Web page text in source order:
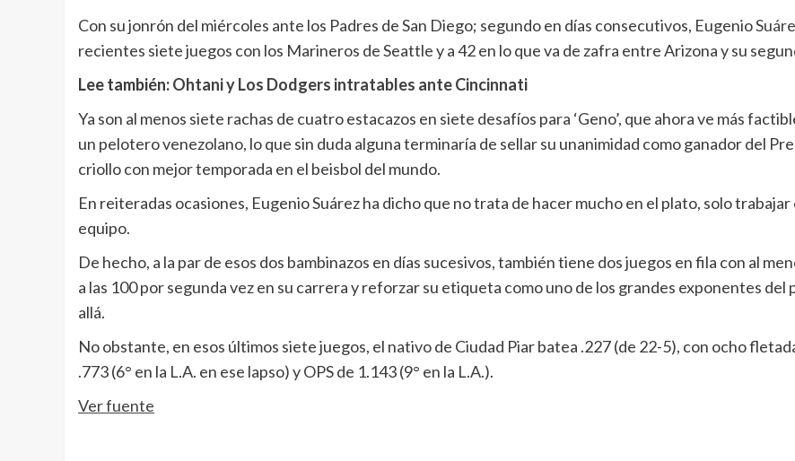
Con su jonrón del miércoles ante los Padres de San Diego; segundo en días consecutivos, Eugenio
recientes siete juegos con los Marineros de Seattle y a 42 en lo que va de zafra entre Arizona y su
Lee también:Ohtani y Los Dodgers intratables ante Cincinnati
Ya son al menos siete rachas de cuatro estacazos en siete desafíos para ‘Geno’, que ahora ve más
un pelotero venezolano, lo que sin duda alguna terminaría de sellar su unanimidad como ganador del
criollo con mejor temporada en el beisbol del mundo.
En reiteradas ocasiones, Eugenio Suárez ha dicho que no trata de hacer mucho en el plato, solo
equipo.
De hecho, a la par de esos dos bambinazos en días sucesivos, también tiene dos juegos en fila con al
a las 100 por segunda vez en su carrera y reforzar su etiqueta como uno de los grandes exponentes
allá.
No obstante, en esos últimos siete juegos, el nativo de Ciudad Piar batea .227 (de 22-5), con ocho
.773 (6° en la L.A. en ese lapso) y OPS de 1.143 (9° en la L.A.).
Ver fuente